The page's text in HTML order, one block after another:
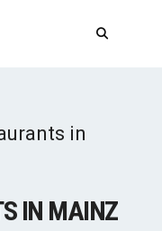
in
IN MAINZ